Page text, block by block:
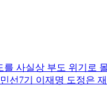
사실상 부도 위기로
선7기 이재명 도정은